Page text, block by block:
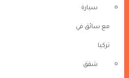
سيارة
مع سائق في
تركيا
شقق